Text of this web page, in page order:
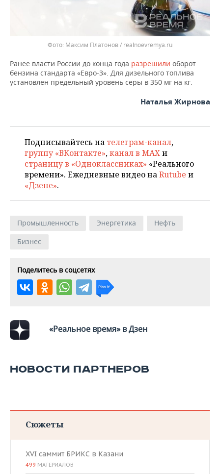
Максим Платонов / realnoevremya.ru
Ранее власти России до конца года разрешили оборот
бензина стандарта «Евро-3». Для дизельного топлива
установлен предельный уровень серы в 350 мг на кг.
Наталья Жирнова
Подписывайтесь на телеграм-канал,
группу «ВКонтакте»,канал в MAXи
страницу в «Одноклассниках» «Реального
времени». Ежедневные видео наRutube и
«Дзене».
Промышленность Энергетика
Нефть
Бизнес
Поделитесь в соцсетях
«Реальное время» в Дзен
НОВОСТИ ПАРТНЕРОВ
Сюжеты
XVI саммит БРИКС в Казани
499 МАТЕРИАЛОВ